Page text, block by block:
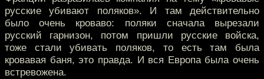
русские убивают поляков». И там действительно
было очень кроваво: поляки сначала вырезали
русский гарнизон, потом пришли русские войска,
тоже стали убивать поляков, то есть там была
кровавая баня, это правда. И вся Европа была очень
встревожена.